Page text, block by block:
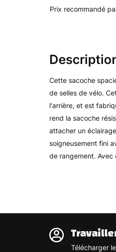
Prix recommandé
Cette sacoche
de selles de vélo.
l'arrière, et est
rend la sacoche
attacher un
soigneusement fini
de rangement.
Télécharger